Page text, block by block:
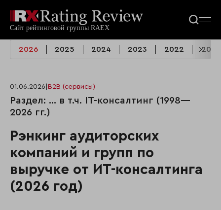
2026 2025 2024 2023 2022 2021
01.06.2026 B2B (сервисы)
Раздел: ... в т.ч. IT-консалтинг (1998—
2026 гг.)
Рэнкинг аудиторских
компаний и групп по
выручке от ИТ-консалтинга
(2026 год)